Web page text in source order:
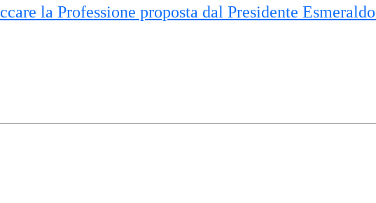
la Professione proposta dal Presidente Esmeraldo